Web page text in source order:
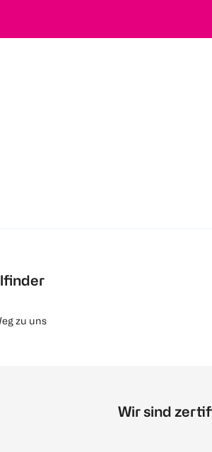
zu uns
Wir sind